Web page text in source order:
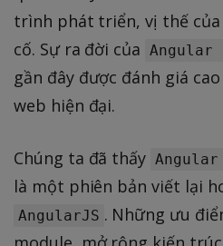
trình phát triển, vị thế của
cố. Sự ra đời của Angular
gần đây được đánh giá
web hiện đại.
Chúng ta đã thấy Angular
là một phiên bản viết lại
AngularJS . Những ưu